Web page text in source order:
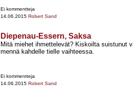
Ei kommentteja
14.06.2015 Robert Sand
Diepenau-Essern, Saksa
Mitä miehet ihmettelevät? Kiskoilta suistunut
mennä kahdelle tielle vaihteessa.
Ei kommentteja
14.06.2015 Robert Sand